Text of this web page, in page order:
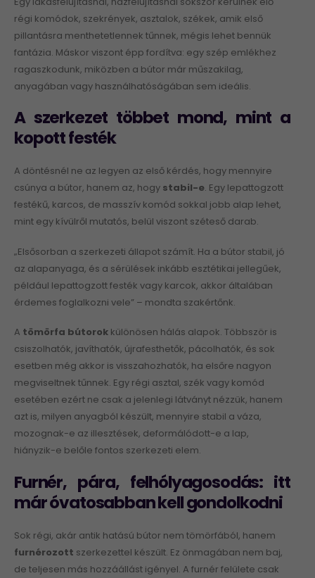
régi komódok, szekrények, asztalok, székek, amik első
pillantásra menthetetlennek tűnnek, mégis lehet bennük
fantázia. Máskor viszont épp fordítva: egy szép emlékhez
ragaszkodunk, miközben a bútor már műszakilag,
anyagában vagy használhatóságában sem ideális.
A szerkezet többet mond, mint a
kopott festék
A döntésnél ne az legyen az első kérdés, hogy mennyire
csúnya a bútor, hanem az, hogy stabil-e. Egy lepattogzott
festékű, karcos, de masszív komód sokkal jobb alap lehet,
mint egy kívülről mutatós, belül viszont széteső darab.
„Elsősorban a szerkezeti állapot számít. Ha a bútor stabil, jó
az alapanyaga, és a sérülések inkább esztétikai jellegűek,
például lepattogzott festék vagy karcok, akkor általában
érdemes foglalkozni vele” – mondta szakértőnk.
A tömörfa bútorok különösen hálás alapok. Többször is
csiszolhatók, javíthatók, újrafesthetők, pácolhatók, és sok
esetben még akkor is visszahozhatók, ha elsőre nagyon
megviseltnek tűnnek. Egy régi asztal, szék vagy komód
esetében ezért ne csak a jelenlegi látványt nézzük, hanem
azt is, milyen anyagból készült, mennyire stabil a váza,
mozognak-e az illesztések, deformálódott-e a lap,
hiányzik-e belőle fontos szerkezeti elem.
Furnér, pára, felhólyagosodás: itt
már óvatosabban kell gondolkodni
Sok régi, akár antik hatású bútor nem tömörfából, hanem
furnérozott szerkezettel készült. Ez önmagában nem baj,
de teljesen más hozzáállást igényel. A furnér felülete csak